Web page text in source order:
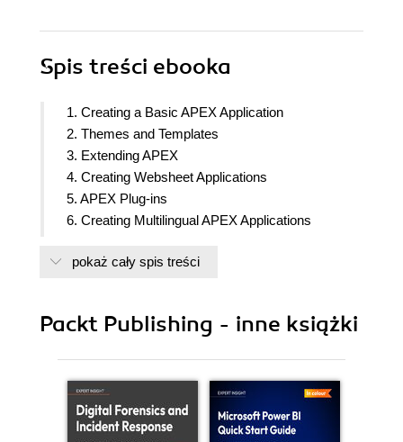
Spis treści ebooka
1. Creating a Basic APEX Application
2. Themes and Templates
3. Extending APEX
4. Creating Websheet Applications
5. APEX Plug-ins
6. Creating Multilingual APEX Applications
8. Using Web Services
11. APEX Administration
14. Mobile
pokaż cały spis treści
Packt Publishing - inne książki